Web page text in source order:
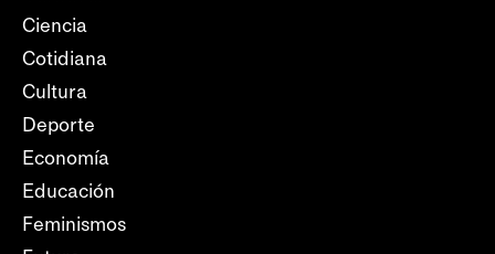
Ciencia
Cotidiana
Cultura
Deporte
Economía
Educación
Feminismos